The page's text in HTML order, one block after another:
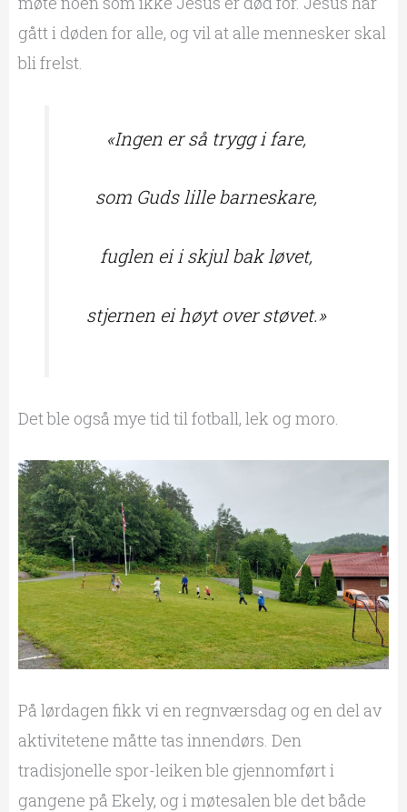
gått i døden for alle, og vil at alle mennesker skal
bli frelst.
«Ingen er så trygg i fare,
som Guds lille barneskare,
fuglen ei i skjul bak løvet,
stjernen ei høyt over støvet.»
Det ble også mye tid til fotball, lek og moro.
På lørdagen fikk vi en regnværsdag og en del av
aktivitetene måtte tas innendørs. Den
tradisjonelle spor-leiken ble gjennomført i
gangene på Ekely, og i møtesalen ble det både